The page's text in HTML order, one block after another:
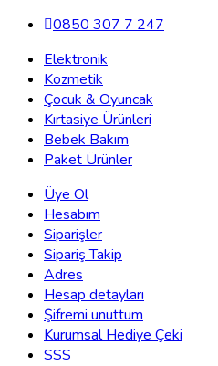
0850 307 7 247
Elektronik
Kozmetik
Çocuk & Oyuncak
Kırtasiye Ürünleri
Bebek Bakım
Paket Ürünler
Üye Ol
Hesabım
Siparişler
Sipariş Takip
Adres
Hesap detayları
Şifremi unuttum
Kurumsal Hediye Çeki
SSS